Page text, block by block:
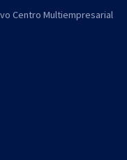
Centro Multiempresarial